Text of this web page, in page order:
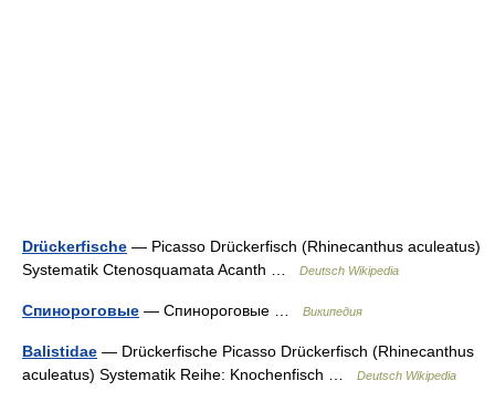
Drückerfische — Picasso Drückerfisch (Rhinecanthus aculeatus)
Systematik Ctenosquamata Acanth …
Deutsch Wikipedia
Спинороговые — Спинороговые … Википедия
Balistidae — Drückerfische Picasso Drückerfisch (Rhinecanthus
aculeatus) Systematik Reihe: Knochenfisch …
Deutsch Wikipedia